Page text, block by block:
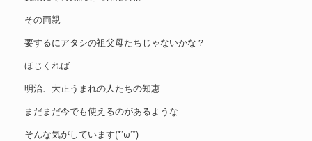
その両親
要するにアタシの祖父母たちじゃないかな？
ほじくれば
明治、大正うまれの人たちの知恵
まだまだ今でも使えるのがあるような
そんな気がしています(*’ω’*)